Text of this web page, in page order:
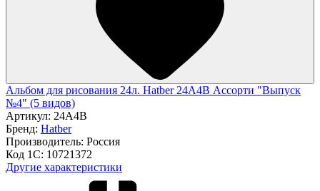
Альбом для рисования 24л. Hatber 24А4В Ассорти "Выпуск
№4" (5 видов)
Артикул: 24А4В
Бренд: Hatber
Производитель: Россия
Код 1С: 10721372
Другие характеристики